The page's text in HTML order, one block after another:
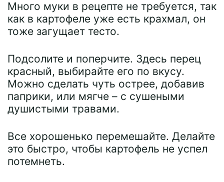
Много муки в рецепте не требуется, так
как в картофеле уже есть крахмал, он
тоже загущает тесто.
Подсолите и поперчите. Здесь перец
красный, выбирайте его по вкусу.
Можно сделать чуть острее, добавив
паприки, или мягче – с сушеными
душистыми травами.
Все хорошенько перемешайте. Делайте
это быстро, чтобы картофель не успел
потемнеть.